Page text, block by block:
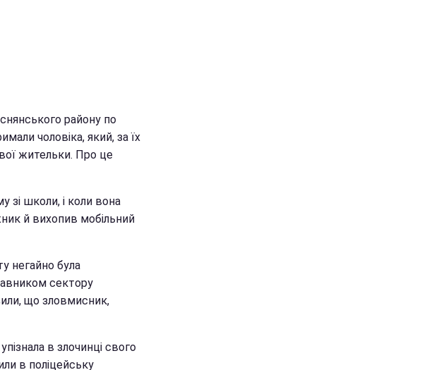
району по
чоловіка, який, за їх
жительки. Про це
зі школи, i коли вона
й вихопив мобільний
негайно була
сектору
що зловмисник,
в злочинцi свого
в поліцейську